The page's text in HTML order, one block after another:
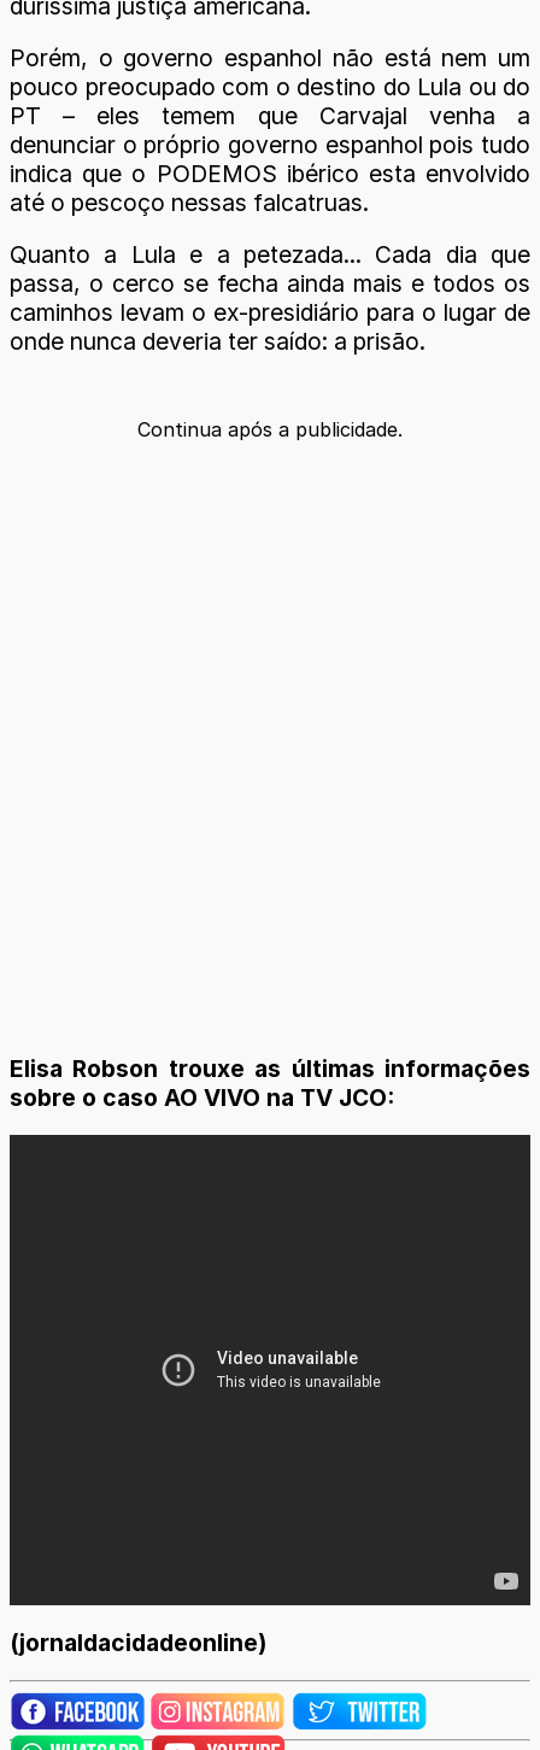
Porém, o governo espanhol não está nem um
pouco preocupado com o destino do Lula ou do
PT – eles temem que Carvajal venha a
denunciar o próprio governo espanhol pois tudo
indica que o PODEMOS ibérico esta envolvido
até o pescoço nessas falcatruas.
Quanto a Lula e a petezada... Cada dia que
passa, o cerco se fecha ainda mais e todos os
caminhos levam o ex-presidiário para o lugar de
onde nunca deveria ter saído: a prisão.
Continua após a publicidade.
Elisa Robson trouxe as últimas informações
sobre o caso AO VIVO na TV JCO:
(jornaldacidadeonline)